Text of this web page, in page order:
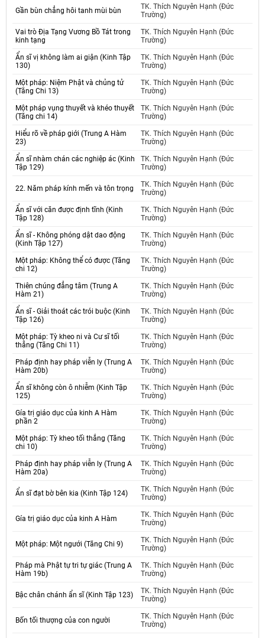
Gần bùn chẳng hôi tanh mùi bùn
TK. Thích Nguyên Hạnh (Đức
Trường)
Vai trò Địa Tạng Vương Bồ Tát trong
kinh tạng
TK. Thích Nguyên Hạnh (Đức
Trường)
Ẩn sĩ vị không làm ai giận (Kinh Tập
130)
TK. Thích Nguyên Hạnh (Đức
Trường)
Một pháp: Niệm Phật và chủng tử
(Tăng Chi 13)
TK. Thích Nguyên Hạnh (Đức
Trường)
Một pháp vụng thuyết và khéo thuyết
(Tăng chi 14)
TK. Thích Nguyên Hạnh (Đức
Trường)
Hiểu rõ về pháp giới (Trung A Hàm
23)
TK. Thích Nguyên Hạnh (Đức
Trường)
Ẩn sĩ nhàm chán các nghiệp ác (Kinh
Tập 129)
TK. Thích Nguyên Hạnh (Đức
Trường)
22. Năm pháp kính mến và tôn trọng
TK. Thích Nguyên Hạnh (Đức
Trường)
Ẩn sĩ với căn được định tĩnh (Kinh
Tập 128)
TK. Thích Nguyên Hạnh (Đức
Trường)
Ẩn sĩ - Không phóng dật dao động
(Kinh Tập 127)
TK. Thích Nguyên Hạnh (Đức
Trường)
Một pháp: Không thể có được (Tăng
chi 12)
TK. Thích Nguyên Hạnh (Đức
Trường)
Thiên chúng đẳng tâm (Trung A
Hàm 21)
TK. Thích Nguyên Hạnh (Đức
Trường)
Ẩn sĩ - Giải thoát các trói buộc (Kinh
Tập 126)
TK. Thích Nguyên Hạnh (Đức
Trường)
Một pháp: Tỳ kheo ni và Cư sĩ tối
thắng (Tăng Chi 11)
TK. Thích Nguyên Hạnh (Đức
Trường)
Pháp định hay pháp viễn ly (Trung A
Hàm 20b)
TK. Thích Nguyên Hạnh (Đức
Trường)
Ẩn sĩ không còn ô nhiễm (Kinh Tập
125)
TK. Thích Nguyên Hạnh (Đức
Trường)
Gía trị giáo dục của kinh A Hàm
phần 2
TK. Thích Nguyên Hạnh (Đức
Trường)
Một pháp: Tỳ kheo tối thắng (Tăng
chi 10)
TK. Thích Nguyên Hạnh (Đức
Trường)
Pháp định hay pháp viễn ly (Trung A
Hàm 20a)
TK. Thích Nguyên Hạnh (Đức
Trường)
Ẩn sĩ đạt bờ bên kia (Kinh Tập 124)
TK. Thích Nguyên Hạnh (Đức
Trường)
Gía trị giáo dục của kinh A Hàm
TK. Thích Nguyên Hạnh (Đức
Trường)
Một pháp: Một ngưới (Tăng Chi 9)
TK. Thích Nguyên Hạnh (Đức
Trường)
Pháp mà Phật tự tri tự giác (Trung A
Hàm 19b)
TK. Thích Nguyên Hạnh (Đức
Trường)
Bậc chân chánh ẩn sĩ (Kinh Tập 123)
TK. Thích Nguyên Hạnh (Đức
Trường)
Bốn tối thượng của con người
TK. Thích Nguyên Hạnh (Đức
Trường)